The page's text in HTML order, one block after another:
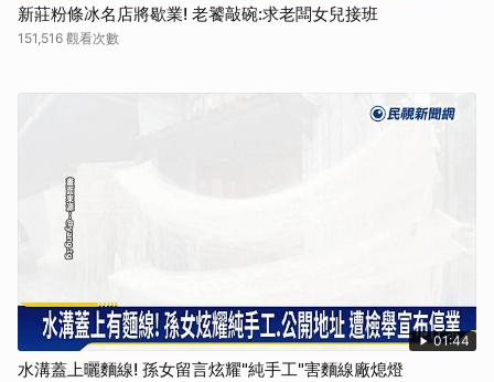
新莊粉條冰名店將歇業! 老饕敲碗:求老闆女兒接班
151,516 觀看次數
01:44
水溝蓋上曬麵線! 孫女留言炫耀"純手工"害麵線廠熄燈